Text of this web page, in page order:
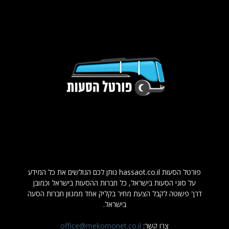
פורטל הסעות hassaot.co.il נותן לכם הגולשים את כל המידע
על סוגי הסעות בישראל, כל חברות ההסעות בישראל וכמובן
דרך פשוטה לקבל הצעת מחיר בקליק אחד ממגוון חברות הסעה
בישראל.
צרו קשר: office@mekomonet.co.il